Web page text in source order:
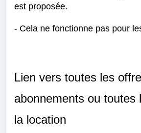
est proposée.
- Cela ne fonctionne pas pour
Lien vers toutes les
abonnements ou toutes
la location